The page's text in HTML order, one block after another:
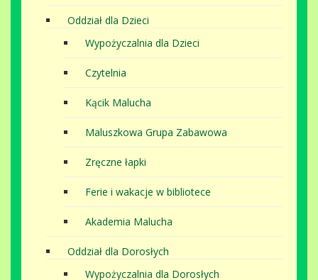
Oddział dla Dzieci
Wypożyczalnia dla Dzieci
Czytelnia
Kącik Malucha
Maluszkowa Grupa Zabawowa
Zręczne łapki
Ferie i wakacje w bibliotece
Akademia Malucha
Oddział dla Dorosłych
Wypożyczalnia dla Dorosłych